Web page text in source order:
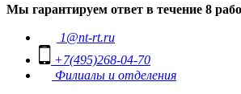
Мы гарантируем ответ в течение 8
1@nt-rt.ru
+7(495)268-04-70
Филиалы и отделения